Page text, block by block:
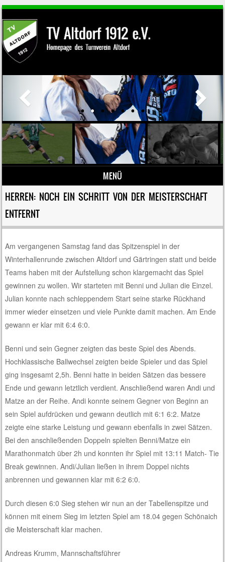
MENÜ
Zum Inhalt springen
HERREN: NOCH EIN SCHRITT VON DER MEISTERSCHAFT
ENTFERNT
Am vergangenen Samstag fand das Spitzenspiel in der
Winterhallenrunde zwischen Altdorf und Gärtringen statt und beide
Teams haben mit der Aufstellung schon klargemacht das Spiel
gewinnen zu wollen. Wir starteten mit Benni und Julian die Einzel.
Julian konnte nach schleppendem Start seine starke Rückhand
immer wieder einsetzen und viele Punkte damit machen. Am Ende
gewann er klar mit 6:4 6:0.
Benni und sein Gegner zeigten das beste Spiel des Abends.
Hochklassische Ballwechsel zeigten beide Spieler und das Spiel
ging insgesamt 2,5h. Benni hatte in beiden Sätzen das bessere
Ende und gewann letztlich verdient. Anschließend waren Andi und
Matze an der Reihe. Andi konnte seinem Gegner von Beginn an
sein Spiel aufdrücken und gewann deutlich mit 6:1 6:2. Matze
zeigte eine starke Leistung und gewann ebenfalls in zwei Sätzen.
Bei den anschließenden Doppeln spielten Benni/Matze ein
Marathonmatch über 2h und konnten ihr Spiel mit 13:11 Match- Tie
Break gewinnen. Andi/Julian ließen in ihrem Doppel nichts
anbrennen und gewannen klar mit 6:2 6:0.
Durch diesen 6:0 Sieg stehen wir nun an der Tabellenspitze und
können mit einem Sieg im letzten Spiel am 18.04 gegen Schönaich
die Meisterschaft klar machen.
Andreas Krumm, Mannschaftsführer